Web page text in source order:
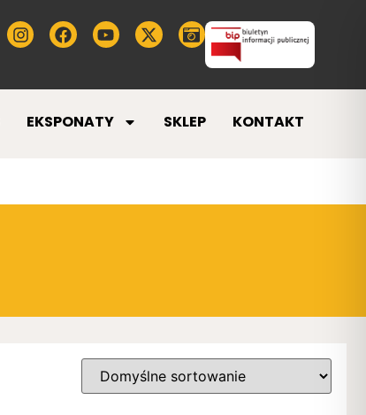
EKSPONATY SKLEP KONTAKT